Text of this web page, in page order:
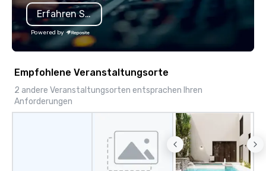
the Valley. Ideal for
seniority, and
Erfahren Sie mehr
Powered by
Empfohlene Veranstaltungsorte
2 andere Veranstaltungsorten entsprachen Ihren
Anforderungen